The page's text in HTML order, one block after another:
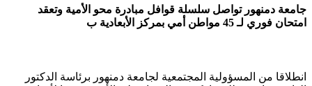
جامعة دمنهور تواصل سلسلة قوافل مبادرة محو الأمية وتعقد
امتحان فوري لـ 45 مواطن أمي بمركز الأبعادية ب
انطلاقا من المسؤولية المجتمعية لجامعة دمنهور برئاسة الدكتور